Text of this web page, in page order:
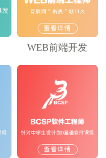
WEB前端开发